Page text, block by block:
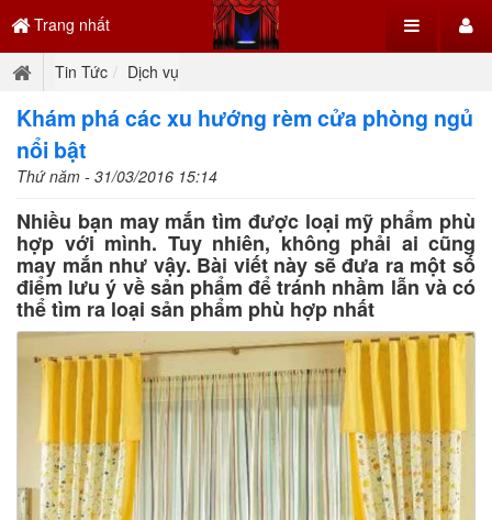
Trang nhất
Tin Tức Dịch vụ
Khám phá các xu hướng rèm cửa phòng ngủ
nổi bật
Thứ năm - 31/03/2016 15:14
Nhiều bạn may mắn tìm được loại mỹ phẩm phù
hợp với mình. Tuy nhiên, không phải ai cũng
may mắn như vậy. Bài viết này sẽ đưa ra một số
điểm lưu ý về sản phẩm để tránh nhầm lẫn và có
thể tìm ra loại sản phẩm phù hợp nhất